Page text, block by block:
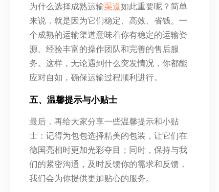
为什么选择成熟运输渠道如此重要呢？简单
来说，就是因为它们稳定、高效、省钱。一
个成熟的运输渠道意味着你有稳定的运输资
源、经验丰富的操作团队和完善的售后服
务。这样，无论遇到什么突发情况，你都能
应对自如，确保运输过程顺利进行。
五、温馨提示与小贴士
最后，再给大家分享一些温馨提示和小贴
士：记得为包包选择精美的包装，让它们在
德国亮相时更加光彩夺目；同时，保持与我
们的紧密沟通，及时反馈你的需求和反馈，
我们会为你提供更加贴心的服务。